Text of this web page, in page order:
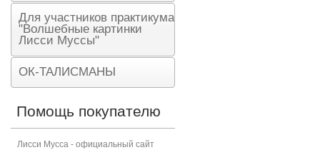
Для участников практикума
"Волшебные картинки
Лисси Муссы"
ОК-ТАЛИСМАНЫ
Помощь покупателю
Лисси Мусса - официальный сайт